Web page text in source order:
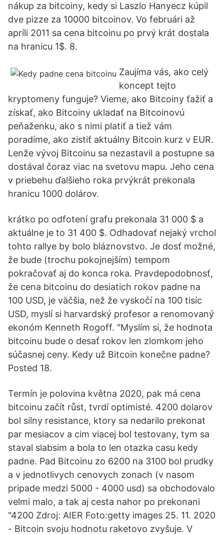
nákup za bitcoiny, kedy si Laszlo Hanyecz kúpil
dve pizze za 10000 bitcoinov. Vo februári až
apríli 2011 sa cena bitcoinu po prvý krát dostala
na hranicu 1$. 8.
Zaujíma vás, ako celý
koncept tejto
kryptomeny funguje? Vieme, ako Bitcoiny ťažiť a
získať, ako Bitcoiny ukladať na Bitcoinovú
peňaženku, ako s nimi platiť a tiež vám
poradíme, ako zistiť aktuálny Bitcoin kurz v EUR.
Lenže vývoj Bitcoinu sa nezastavil a postupne sa
dostával čoraz viac na svetovu mapu. Jeho cena
v priebehu ďalšieho roka prvýkrát prekonala
hranicu 1000 dolárov.
krátko po odfotení grafu prekonala 31 000 $ a
aktuálne je to 31 400 $. Odhadovať nejaký vrchol
tohto rallye by bolo bláznovstvo. Je dosť možné,
že bude (trochu pokojnejším) tempom
pokračovať aj do konca roka. Pravdepodobnosť,
že cena bitcoinu do desiatich rokov padne na
100 USD, je väčšia, než že vyskočí na 100 tisíc
USD, myslí si harvardský profesor a renomovaný
ekonóm Kenneth Rogoff. "Myslím si, že hodnota
bitcoinu bude o desať rokov len zlomkom jeho
súčasnej ceny. Kedy už Bitcoin konečne padne?
Posted 18.
Termín je polovina května 2020, pak má cena
bitcoinu začít růst, tvrdí optimisté. 4200 dolarov
bol silny resistance, ktory sa nedarilo prekonat
par mesiacov a cim viacej bol testovany, tym sa
staval slabsim a bola to len otazka casu kedy
padne. Pad Bitcoinu zo 6200 na 3100 bol prudky
a v jednotlivych cenovych zonach (v nasom
pripade medzi 5000 - 4000 usd) sa obchodovalo
velmi malo, a tak aj cesta nahor po prekonani
"4200 Zdroj: AIER Foto:getty images 25. 11. 2020
- Bitcoin svoju hodnotu raketovo zvyšuje. V